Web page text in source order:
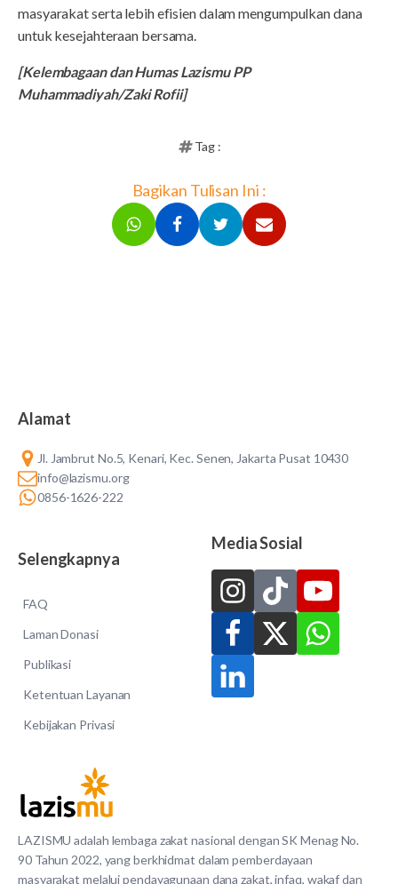
masyarakat serta lebih efisien dalam mengumpulkan dana
untuk kesejahteraan bersama.
[Kelembagaan dan Humas Lazismu PP
Muhammadiyah/Zaki Rofii]
Tag :
Bagikan Tulisan Ini :
LAZISMU adalah lembaga zakat nasional dengan SK Menag No.
90 Tahun 2022, yang berkhidmat dalam pemberdayaan
masyarakat melalui pendayagunaan dana zakat, infaq, wakaf dan
Alamat
Jl. Jambrut No.5, Kenari, Kec. Senen, Jakarta Pusat 10430
info@lazismu.org
0856-1626-222
Selengkapnya
FAQ
Laman Donasi
Publikasi
Ketentuan Layanan
Kebijakan Privasi
Media Sosial